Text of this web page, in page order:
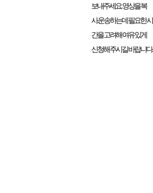
보내주세요. 영상을 복
사.운송하는데 필요한 시
간을 고려해 여유 있게
신청해 주시길 바랍니다.